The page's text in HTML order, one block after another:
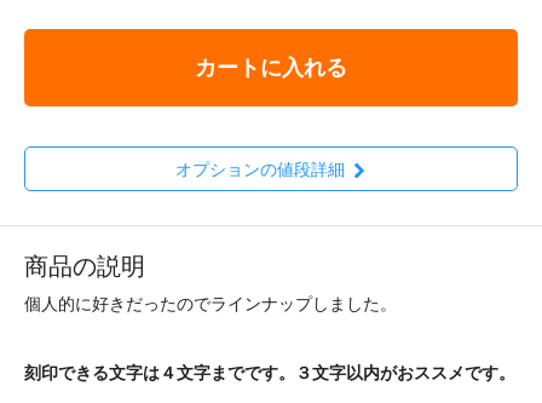
カートに入れる
オプションの値段詳細
商品の説明
個人的に好きだったのでラインナップしました。
刻印できる文字は４文字までです。３文字以内がおススメです。